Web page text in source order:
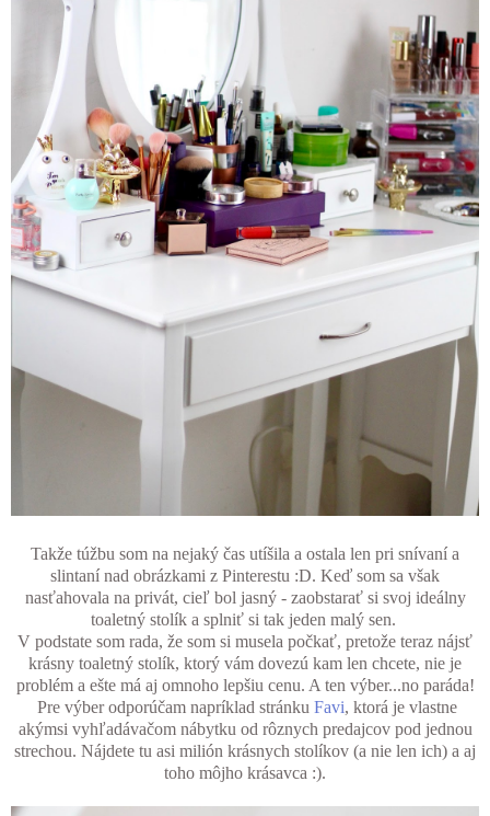
Takže túžbu som na nejaký čas utíšila a ostala len pri snívaní a
slintaní nad obrázkami z Pinterestu :D. Keď som sa však
nasťahovala na privát, cieľ bol jasný - zaobstarať si svoj ideálny
toaletný stolík a splniť si tak jeden malý sen.
V podstate som rada, že som si musela počkať, pretože teraz nájsť
krásny toaletný stolík, ktorý vám dovezú kam len chcete, nie je
problém a ešte má aj omnoho lepšiu cenu. A ten výber...no paráda!
Pre výber odporúčam napríklad stránku Favi, ktorá je vlastne
akýmsi vyhľadávačom nábytku od rôznych predajcov pod jednou
strechou. Nájdete tu asi milión krásnych stolíkov (a nie len ich) a aj
toho môjho krásavca :).